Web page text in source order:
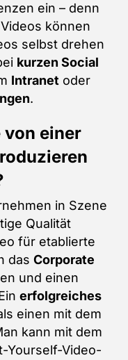
ein – denn
können
selbst drehen
kurzen Social
Intranet oder
.
von einer
in Szene
Qualität
für etablierte
das Corporate
und einen
erfolgreiches
einen mit dem
kann mit dem
Yourself-Video-